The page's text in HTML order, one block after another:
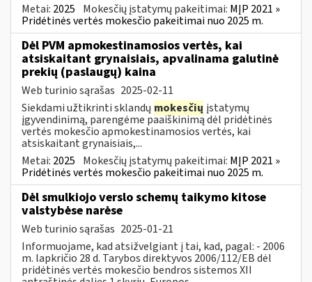
Metai: 2025 Mokesčių įstatymų pakeitimai: MĮP 2021 »
Pridėtinės vertės mokesčio pakeitimai nuo 2025 m.
Dėl PVM apmokestinamosios vertės, kai
atsiskaitant grynaisiais, apvalinama galutinė
prekių (paslaugų) kaina
Web turinio sąrašas 2025-02-11
Siekdami užtikrinti sklandų mokesčių įstatymų
įgyvendinimą, parengėme paaiškinimą dėl pridėtinės
vertės mokesčio apmokestinamosios vertės, kai
atsiskaitant grynaisiais,...
Metai: 2025 Mokesčių įstatymų pakeitimai: MĮP 2021 »
Pridėtinės vertės mokesčio pakeitimai nuo 2025 m.
Dėl smulkiojo verslo schemų taikymo kitose
valstybėse narėse
Web turinio sąrašas 2025-01-21
Informuojame, kad atsižvelgiant į tai, kad, pagal: - 2006
m. lapkričio 28 d. Tarybos direktyvos 2006/112/EB dėl
pridėtinės vertės mokesčio bendros sistemos XII